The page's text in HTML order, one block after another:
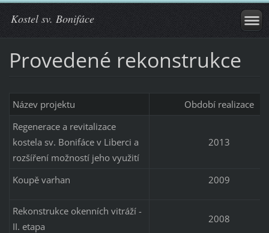
Kostel sv. Bonifáce
Provedené rekonstrukce
Název projektu
Období realizace
Regenerace a revitalizace
kostela sv. Bonifáce v Liberci a
rozšíření možností jeho využití
2013
Koupě varhan 2009
Rekonstrukce okenních vitráží -
II. etapa
2008